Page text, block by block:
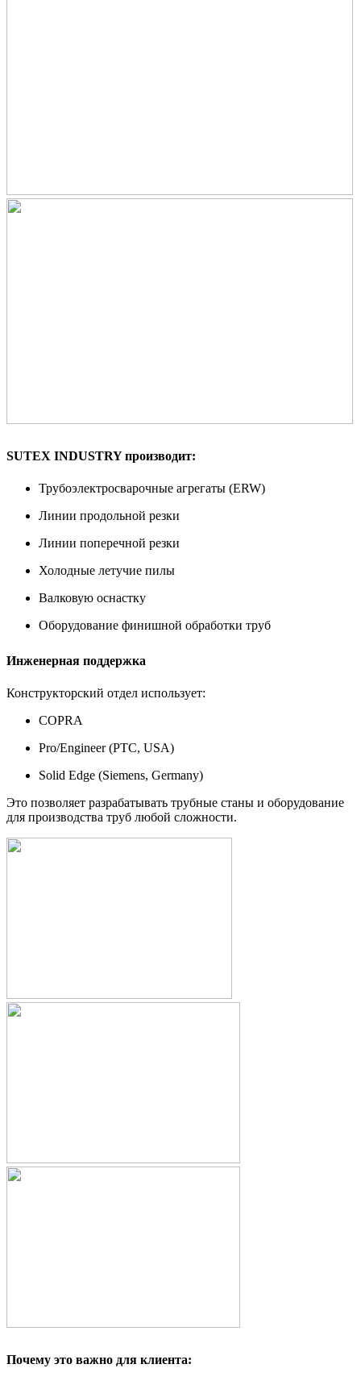
SUTEX INDUSTRYпроизводит:
Трубоэлектросварочные агрегаты (ERW)
Линии продольной резки
Линии поперечной резки
Холодные летучие пилы
Валковую оснастку
Оборудование финишной обработки труб
Инженерная поддержка
Конструкторский отдел использует:
COPRA
Pro/Engineer (PTC, USA)
Solid Edge (Siemens, Germany)
Это позволяет разрабатывать трубные станы и оборудование
для производства труб любой сложности.
Почему это важно для клиента: